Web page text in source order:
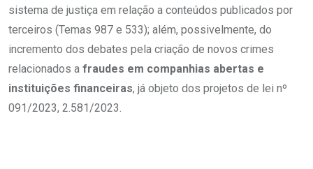
sistema de justiça em relação a conteúdos publicados por
terceiros (Temas 987 e 533); além, possivelmente, do
incremento dos debates pela criação de novos crimes
relacionados a fraudes em companhias abertas e
instituições financeiras, já objeto dos projetos de lei nº
091/2023, 2.581/2023.